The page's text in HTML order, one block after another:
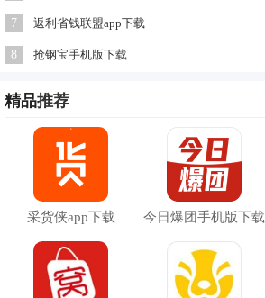
7 返利省钱联盟app下载
8 抢钢宝手机版下载
精品推荐
采货侠app下载 今日爆团手机版下载